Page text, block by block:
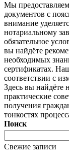
Мы
документов с
внимание
нотариальному
обязательное
вы найдёте
необходимых
сертификатах.
соответствии с
Здесь вы найдёте
практические
получения
тонкостях
Поиск
Свежие записи